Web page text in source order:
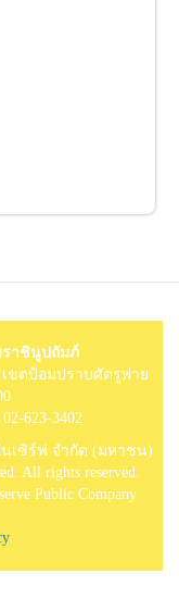
ราชินูปถัมภ์
ขตป้อมปราบศัตรูพ่าย
623-3402
เซิร์ฟ จำกัด (มหาชน)
All rights reserved.
Public Company